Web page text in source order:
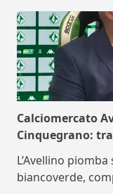
Calciomercato
Cinquegrano:
L’Avellino
biancoverde,